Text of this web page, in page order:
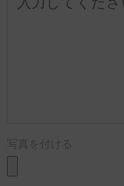
写真を付ける